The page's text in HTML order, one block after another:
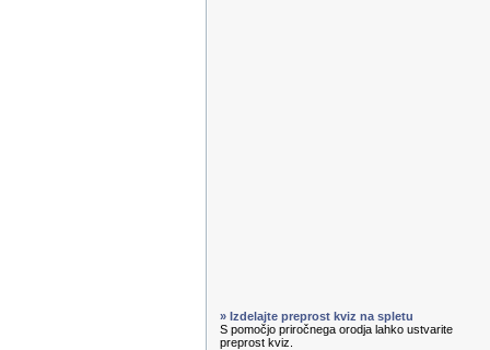
» Izdelajte preprost kviz na spletu
S pomočjo priročnega orodja lahko ustvarite
preprost kviz.